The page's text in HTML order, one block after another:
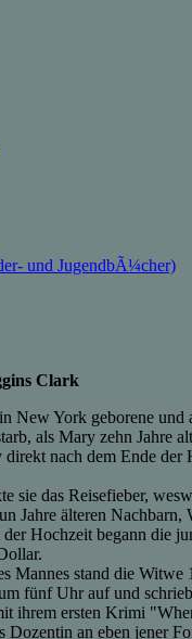
und JugendbÃ¼cher)
Clark
New York geborene und
als Mary zehn Jahre
nach dem Ende der
sie das Reisefieber,
Jahre älteren
Hochzeit begann die
Mannes stand die
fünf Uhr auf und
ihrem ersten Krimi
Dozentin an eben jener